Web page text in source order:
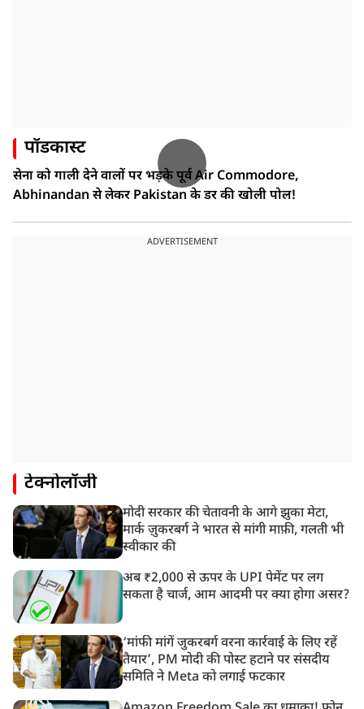
पॉडकास्ट
सेना को गाली देने वालों पर भड़के पूर्व Air Commodore,
Abhinandan से लेकर Pakistan के डर की खोली पोल!
ADVERTISEMENT
टेक्नोलॉजी
मोदी सरकार की चेतावनी के आगे झुका मेटा,
मार्क ज़ुकरबर्ग ने भारत से मांगी माफ़ी, गलती भी
स्वीकार की
अब ₹2,000 से ऊपर के UPI पेमेंट पर लग
सकता है चार्ज, आम आदमी पर क्या होगा असर?
‘मांफी मांगें जुकरबर्ग वरना कार्रवाई के लिए रहें
तैयार’, PM मोदी की पोस्ट हटाने पर संसदीय
समिति ने Meta को लगाई फटकार